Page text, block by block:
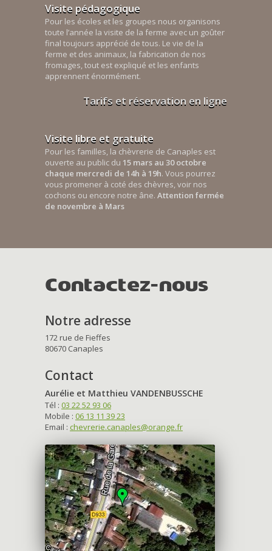
Visite pédagogique
Pour les écoles et les groupes nous organisons
toute l’année la visite de la ferme avec un goûter
final toujours apprécié de tous. Le vie de la
ferme et des animaux, la fabrication de nos
fromages, tout est expliqué et les enfants
apprennent énormément.
Tarifs et réservation en ligne
Visite libre et gratuite
Pour les familles, la chèvrerie de Canaples est
ouverte au public du 15 mars au 30 octobre
chaque mercredi de 14h à 19h. Vous pourrez
vous promener à coté des chèvres, voir nos
cochons ou encore notre âne. Attention fermée
de novembre à Mars
Contactez-nous
Notre adresse
172 rue de Fieffes
80670 Canaples
Contact
Aurélie et Matthieu VANDENBUSSCHE
Tél : 03 22 52 93 06
Mobile : 06 13 11 39 23
Email : chevrerie.canaples@orange.fr